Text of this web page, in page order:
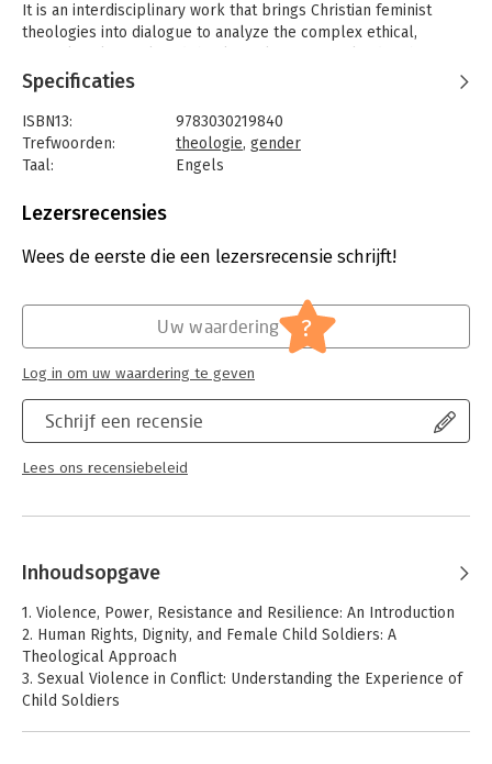
It is an interdisciplinary work that brings Christian feminist
theologies into dialogue to analyze the complex ethical,
militarization of girls and women and gender-based violence.
With contributions from a range of interdisciplinary and
multicultural authors, this book offers reflections and
perspectives that coalesce as a comprehensive overview of
feminist theological insights into child soldiering.
Specificaties
ISBN13:
9783030219840
Trefwoorden:
theologie, gender
Taal:
Engels
Aantal pagina's:
Druk:
1
Mens en maatschappij
Lezersrecensies
Wees de eerste die een lezersrecensie schrijft!
Schrijf een recensie
Lees ons recensiebeleid
Uw waardering ?
Log in om uw waardering te geven
Inhoudsopgave
1. Violence, Power, Resistance and Resilience: An Introduction
2. Human Rights, Dignity, and Female Child Soldiers: A
Theological Approach
3. Sexual Violence in Conflict: Understanding the Experience of
Child Soldiers